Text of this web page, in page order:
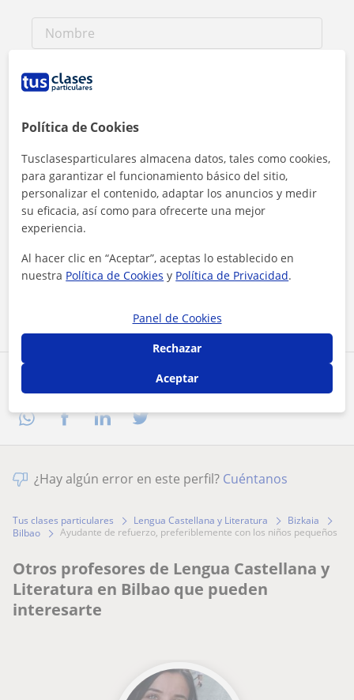
Comparte a este profesor
Al hacer clic, aceptas nuestro aviso legal y de privacidad
¿Hay algún error en este perfil? Cuéntanos
Tus clases particulares Lengua Castellana y Literatura
Bizkaia
Bilbao
ayudante de refuerzo, preferiblemente con los niños pequeños
Otros profesores de Lengua Castellana y
Literatura en Bilbao que pueden
interesarte
Política de Cookies
Tusclasesparticulares almacena datos, tales como cookies,
para garantizar el funcionamiento básico del sitio,
personalizar el contenido, adaptar los anuncios y medir
su eficacia, así como para ofrecerte una mejor
experiencia.
Al hacer clic en “Aceptar”, aceptas lo establecido en
nuestra Política de Cookies y Política de Privacidad.
Panel de Cookies
Rechazar
Aceptar